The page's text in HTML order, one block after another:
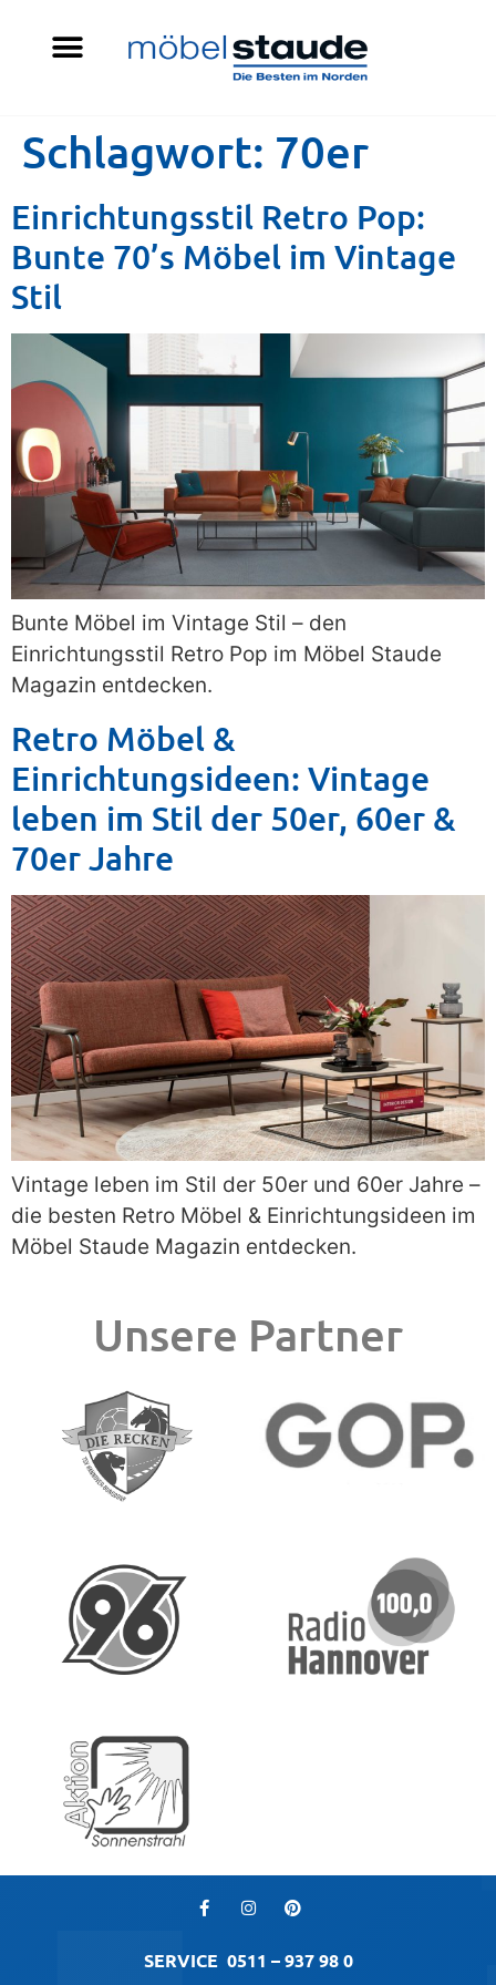
Schlagwort: 70er
Einrichtungsstil Retro Pop:
Bunte 70’s Möbel im Vintage
Stil
Bunte Möbel im Vintage Stil – den
Einrichtungsstil Retro Pop im Möbel Staude
Magazin entdecken.
Retro Möbel &
Einrichtungsideen: Vintage
leben im Stil der 50er, 60er &
70er Jahre
Vintage leben im Stil der 50er und 60er Jahre –
die besten Retro Möbel & Einrichtungsideen im
Möbel Staude Magazin entdecken.
Unsere Partner
SERVICE 0511 – 937 98 0